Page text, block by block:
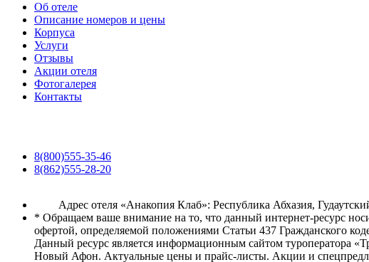
Об отеле
Описание номеров и цены
Корпуса
Услуги
Отзывы
Акции отеля
Фотогалерея
Контакты
8(800)555-35-46
8(862)555-28-20
Адрес отеля «Анакопия Клаб»: Республика Абхазия,
* Обращаем ваше внимание на то, что данный интернет-ресурс
офертой, определяемой положениями Статьи 437 Гражданского
Данный ресурс является информационным сайтом туроператора
Новый Афон. Актуальные цены и прайс-листы. Акции и